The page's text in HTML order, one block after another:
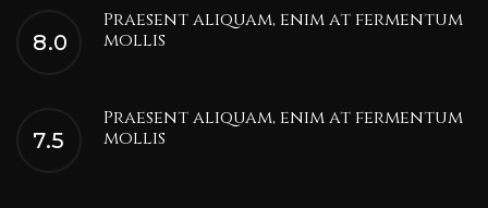
8.0
Praesent aliquam, enim at fermentum
mollis
7.5
Praesent aliquam, enim at fermentum
mollis